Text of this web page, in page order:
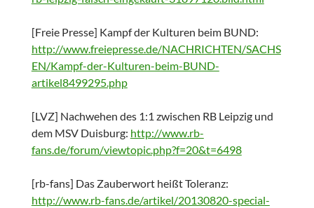
[Freie Presse] Kampf der Kulturen beim BUND:
http://www.freiepresse.de/NACHRICHTEN/SACHS
EN/Kampf-der-Kulturen-beim-BUND-
artikel8499295.php
[LVZ] Nachwehen des 1:1 zwischen RB Leipzig und
dem MSV Duisburg: http://www.rb-
fans.de/forum/viewtopic.php?f=20&t=6498
[rb-fans] Das Zauberwort heißt Toleranz:
http://www.rb-fans.de/artikel/20130820-special-